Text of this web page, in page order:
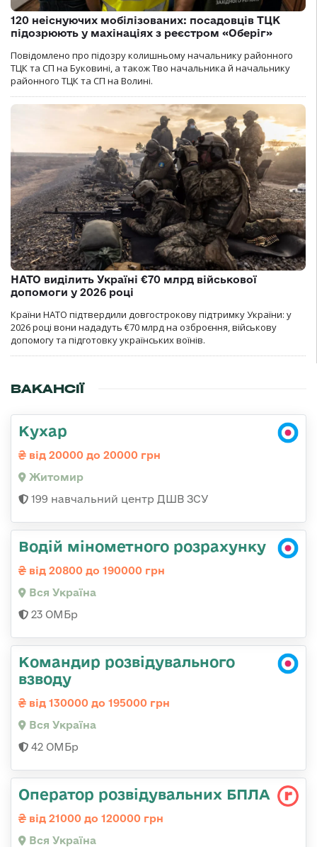
120 неіснуючих мобілізованих: посадовців ТЦК
підозрюють у махінаціях з реєстром «Оберіг»
Повідомлено про підозру колишньому начальнику районного
ТЦК та СП на Буковині, а також Тво начальника й начальнику
районного ТЦК та СП на Волині.
НАТО виділить Україні €70 млрд військової
допомоги у 2026 році
Країни НАТО підтвердили довгострокову підтримку України: у
2026 році вони нададуть €70 млрд на озброєння, військову
допомогу та підготовку українських воїнів.
ВАКАНСІЇ
Кухар
від 20000 до 20000 грн
Житомир
199 навчальний центр ДШВ ЗСУ
Водій мінометного розрахунку
від 20800 до 190000 грн
Вся Україна
23 ОМБр
Командир розвідувального
взводу
від 130000 до 195000 грн
Вся Україна
42 ОМБр
Оператор розвідувальних БПЛА
від 21000 до 120000 грн
Вся Україна